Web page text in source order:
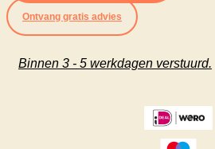
kleur
aantal
Ontvang gratis advies
Binnen 3 - 5 werkdagen verstuurd.